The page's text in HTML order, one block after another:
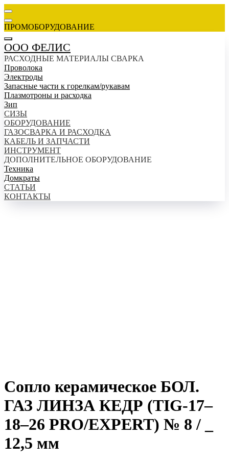
ПРОМОБОРУДОВАНИЕ
ООО ФЕЛИС
РАСХОДНЫЕ МАТЕРИАЛЫ СВАРКА
Проволока
Электроды
Запасные части к горелкам/рукавам
Плазмотроны и расходка
Зип
СИЗЫ
ОБОРУДОВАНИЕ
ГАЗОСВАРКА И РАСХОДКА
КАБЕЛЬ И ЗАПЧАСТИ
ИНСТРУМЕНТ
ДОПОЛНИТЕЛЬНОЕ ОБОРУДОВАНИЕ
Техника
Домкраты
СТАТЬИ
КОНТАКТЫ
Сопло керамическое БОЛ.
ГАЗ ЛИНЗА КЕДР (TIG-17–
18–26 PRO/EXPERT) № 8 / _
12,5 мм